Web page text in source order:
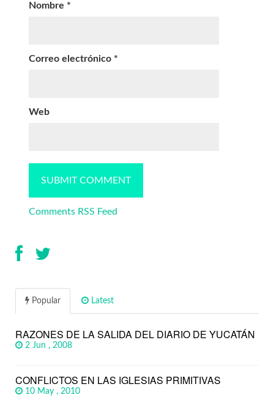
Nombre *
Correo electrónico *
Web
Comments RSS Feed
Popular Latest
RAZONES DE LA SALIDA DEL DIARIO DE YUCATÁN
2 Jun , 2008
CONFLICTOS EN LAS IGLESIAS PRIMITIVAS
10 May , 2010